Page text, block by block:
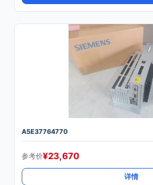
A5E37764770
参考价¥23,670
详情